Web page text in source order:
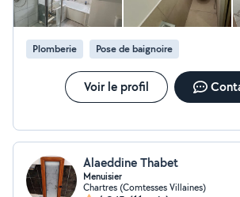
Plomberie Pose de baignoire
Voir le profil
Alaeddine Thabet
Menuisier
Chartres (Comtesses Villaines)